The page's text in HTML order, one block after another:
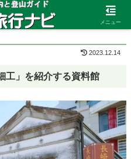
2023.12.14
工」を紹介する資料館
メニュー